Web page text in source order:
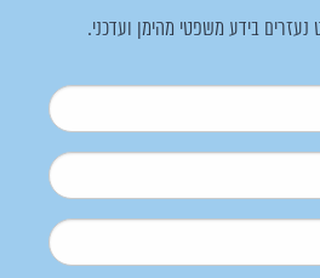
נעזרים בידע משפטי מהימן ועדכני.